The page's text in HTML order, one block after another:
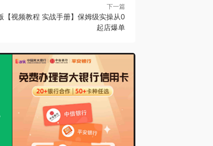
下一篇
【视频教程 实战手册】保姆级实操从0
起店爆单